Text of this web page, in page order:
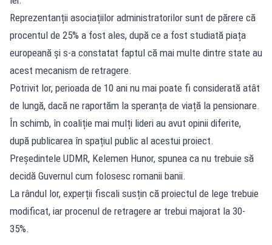
Reprezentanții asociațiilor administratorilor sunt de părere că
procentul de 25% a fost ales, după ce a fost studiată piața
europeană și s-a constatat faptul că mai multe dintre state au
acest mecanism de retragere.
Potrivit lor, perioada de 10 ani nu mai poate fi considerată atât
de lungă, dacă ne raportăm la speranța de viață la pensionare.
În schimb, în coaliție mai mulți lideri au avut opinii diferite,
după publicarea în spațiul public al acestui proiect.
Președintele UDMR, Kelemen Hunor, spunea ca nu trebuie să
decidă Guvernul cum folosesc romanii banii.
La rândul lor, experții fiscali susțin că proiectul de lege trebuie
modificat, iar procenul de retragere ar trebui majorat la 30-
35%.